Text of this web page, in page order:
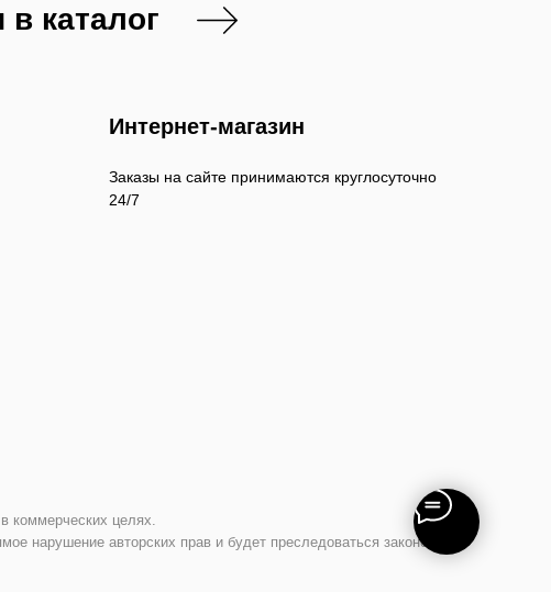
Заказы на сайте принимаются круглосуточно
24/7
Интернет-магазин
в каталог
коммерческих целях.
нарушение авторских прав и будет преследоваться законом.